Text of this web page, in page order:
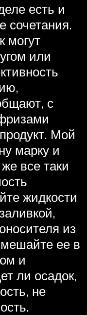
есть и
сочетания.
могут
или
с
Мой
марку и
все таки
жидкости
из
ее в
и
ли осадок,
не